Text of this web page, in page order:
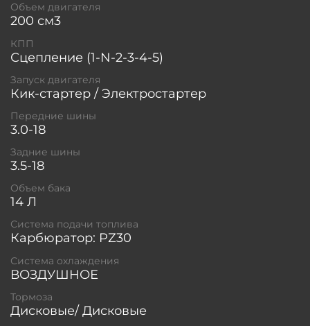
Объем двигателя
200 см3
КПП
Сцепление (1-N-2-3-4-5)
Запуск двигателя
Кик-стартер / Электростартер
Передние шины
3.0-18
Задние шины
3.5-18
Объем бака
14 Л
Система подачи топлива
Карбюратор: PZ30
Система охлаждения
ВОЗДУШНОЕ
Тормоза
Дисковые/ Дисковые